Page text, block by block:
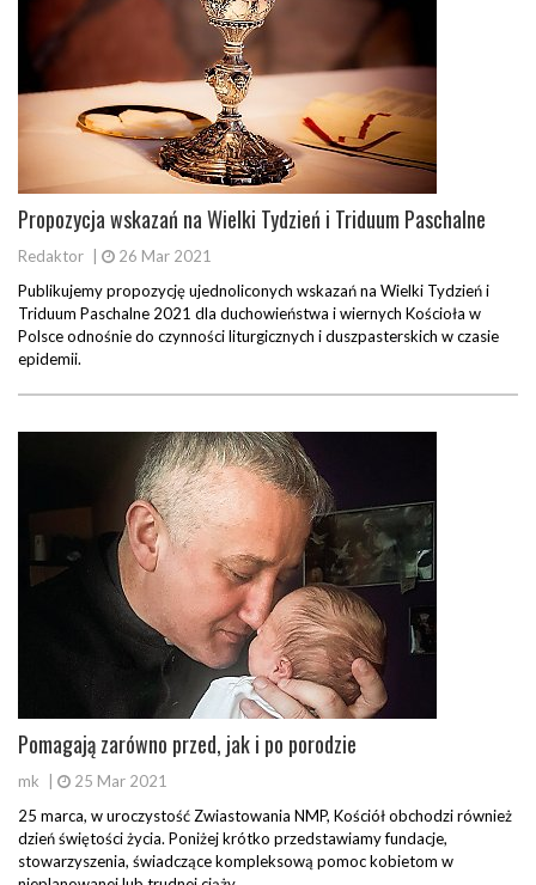
Propozycja wskazań na Wielki Tydzień i Triduum Paschalne
Redaktor
26 Mar 2021
Publikujemy propozycję ujednoliconych wskazań na Wielki Tydzień i
Triduum Paschalne 2021 dla duchowieństwa i wiernych Kościoła w
Polsce odnośnie do czynności liturgicznych i duszpasterskich w czasie
epidemii.
Pomagają zarówno przed, jak i po porodzie
mk
25 Mar 2021
25 marca, w uroczystość Zwiastowania NMP, Kościół obchodzi również
dzień świętości życia. Poniżej krótko przedstawiamy fundacje,
stowarzyszenia, świadczące kompleksową pomoc kobietom w